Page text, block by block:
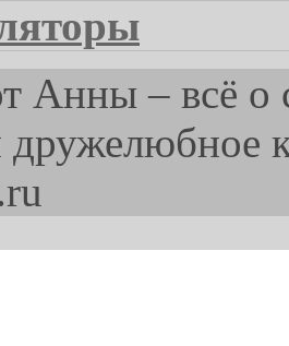
Анны – всё о
дружелюбное